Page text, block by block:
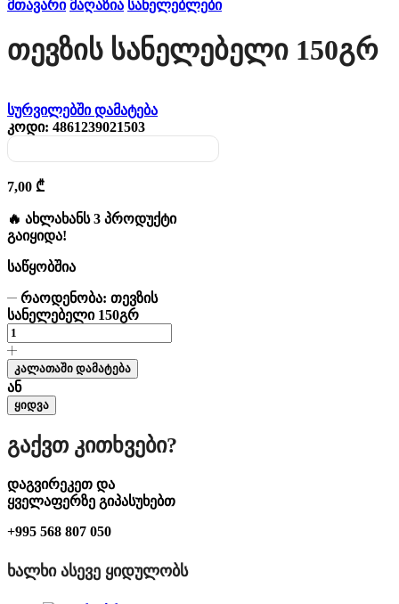
მთავარი მაღაზია სანელებლები
Თევზის Სანელებელი 150გრ
სურვილებში დამატება
კოდი: 4861239021503
7,00 ₾
🔥 ახლახანს 3 პროდუქტი
გაიყიდა!
საწყობშია
რაოდენობა: თევზის
სანელებელი 150გრ
კალათაში დამატება
ან
ყიდვა
Გაქვთ Კითხვები?
დაგვირეკეთ და
ყველაფერზე გიპასუხებთ
+995 568 807 050
ᲮᲐᲚᲮᲘ ᲐᲡᲔᲕᲔ ᲧᲘᲓᲣᲚᲝᲑᲡ